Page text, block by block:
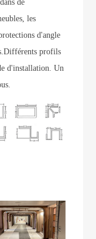
de
les
d'angle
Différents profils
d'installation. Un